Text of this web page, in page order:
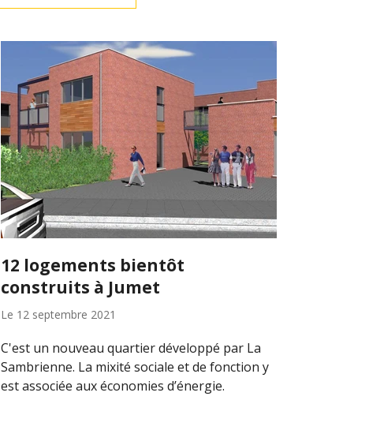
12 logements bientôt
construits à Jumet
Le 12 septembre 2021
C'est un nouveau quartier développé par La
Sambrienne. La mixité sociale et de fonction y
est associée aux économies d’énergie.